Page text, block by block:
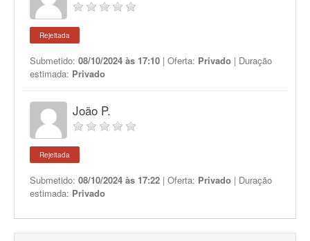
Rejeitada
Submetido: 08/10/2024 às 17:10 | Oferta: Privado | Duração
estimada: Privado
João P.
Rejeitada
Submetido: 08/10/2024 às 17:22 | Oferta: Privado | Duração
estimada: Privado